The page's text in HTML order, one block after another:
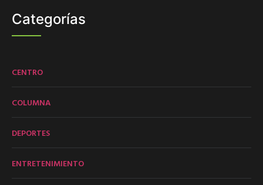
Categorías
CENTRO
COLUMNA
DEPORTES
ENTRETENIMIENTO